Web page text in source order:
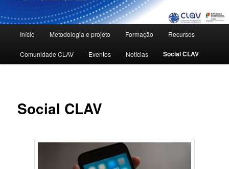
principal
Início Metodologia e projeto Formação Recursos
Comunidade CLAV Eventos Notícias Social CLAV
Social CLAV